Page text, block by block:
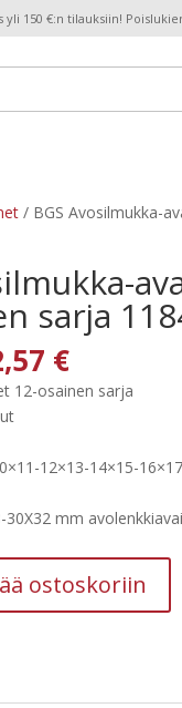
yli 150 €:n tilauksiin!
/ BGS Avosilmukka-
sarja
€.
€Nykyinen
hinta
on:
12-osainen sarja
12×13-14×15-
30X32 mm
ostoskoriin